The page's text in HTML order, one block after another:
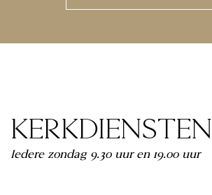
KERKDIENSTEN
Iedere zondag 9.30 uur en 19.00 uur